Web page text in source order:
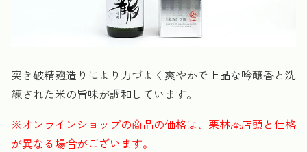
突き破精麹造りにより力づよく爽やかで上品な吟醸香と洗
練された米の旨味が調和しています。
※オンラインショップの商品の価格は、栗林庵店頭と価格
が異なる場合がございます。